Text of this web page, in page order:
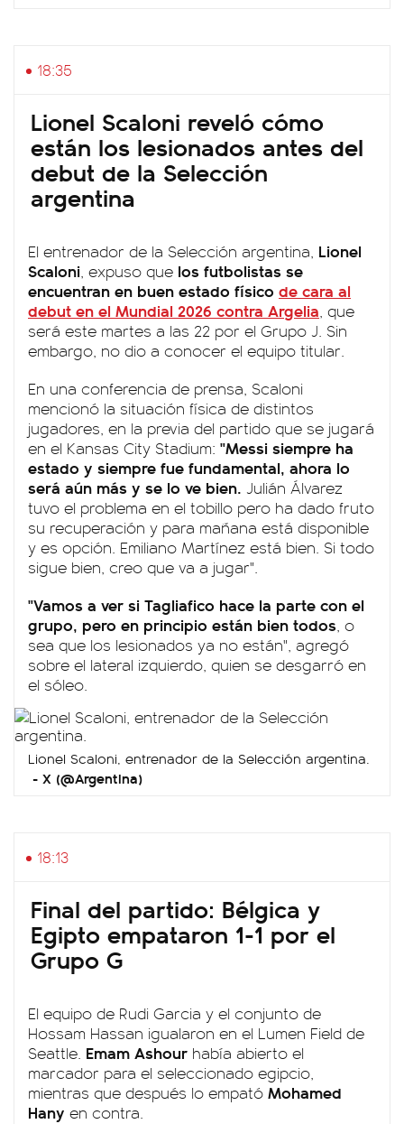
18:35
Lionel Scaloni reveló cómo
están los lesionados antes del
debut de la Selección
argentina
El entrenador de la Selección argentina, Lionel
Scaloni, expuso que los futbolistas se
encuentran en buen estado físico de cara al
debut en el Mundial 2026 contra Argelia, que
será este martes a las 22 por el Grupo J. Sin
embargo, no dio a conocer el equipo titular.
En una conferencia de prensa, Scaloni
mencionó la situación física de distintos
jugadores, en la previa del partido que se jugará
en el Kansas City Stadium: "Messi siempre ha
estado y siempre fue fundamental, ahora lo
será aún más y se lo ve bien. Julián Álvarez
tuvo el problema en el tobillo pero ha dado fruto
su recuperación y para mañana está disponible
y es opción. Emiliano Martínez está bien. Si todo
sigue bien, creo que va a jugar".
"Vamos a ver si Tagliafico hace la parte con el
grupo, pero en principio están bien todos, o
sea que los lesionados ya no están", agregó
sobre el lateral izquierdo, quien se desgarró en
el sóleo.
Lionel Scaloni, entrenador de la Selección argentina.
X (@Argentina)
18:13
Final del partido: Bélgica y
Egipto empataron 1-1 por el
Grupo G
El equipo de Rudi Garcia y el conjunto de
Hossam Hassan igualaron en el Lumen Field de
Seattle. Emam Ashour había abierto el
marcador para el seleccionado egipcio,
mientras que después lo empató Mohamed
Hany en contra.